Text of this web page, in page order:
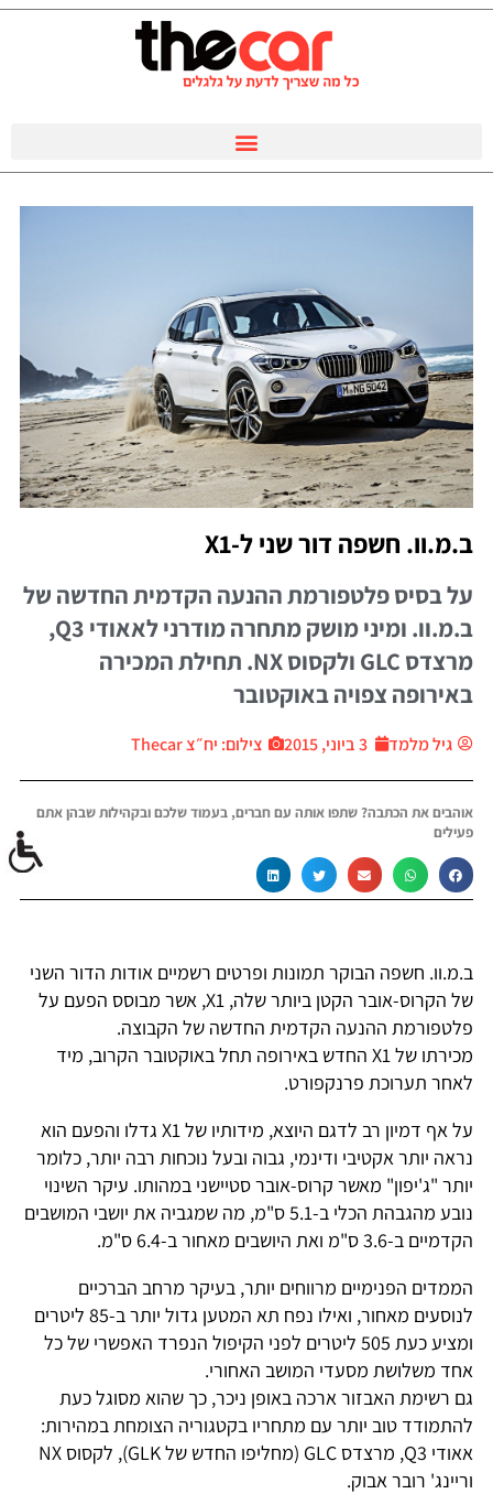
ב.מ.וו. חשפה דור שני ל-X1
על בסיס פלטפורמת ההנעה הקדמית החדשה של
ב.מ.וו. ומיני מושק מתחרה מודרני לאאודי Q3,
מרצדס GLC ולקסוס NX. תחילת המכירה
באירופה צפויה באוקטובר
גיל מלמד 3 ביוני, 2015 צילום: יח״צ Thecar
אוהבים את הכתבה? שתפו אותה עם חברים, בעמוד שלכם ובקהילות שבהן אתם
פעילים
ב.מ.וו. חשפה הבוקר תמונות ופרטים רשמיים אודות הדור השני
של הקרוס-אובר הקטן ביותר שלה, X1, אשר מבוסס הפעם על
פלטפורמת ההנעה הקדמית החדשה של הקבוצה.
מכירתו של X1 החדש באירופה תחל באוקטובר הקרוב, מיד
לאחר תערוכת פרנקפורט.
על אף דמיון רב לדגם היוצא, מידותיו של X1 גדלו והפעם הוא
נראה יותר אקטיבי ודינמי, גבוה ובעל נוכחות רבה יותר, כלומר
יותר "ג'יפון" מאשר קרוס-אובר סטיישני במהותו. עיקר השינוי
נובע מהגבהת הכלי ב-5.1 ס"מ, מה שמגביה את יושבי המושבים
הקדמיים ב-3.6 ס"מ ואת היושבים מאחור ב-6.4 ס"מ.
הממדים הפנימיים מרווחים יותר, בעיקר מרחב הברכיים
לנוסעים מאחור, ואילו נפח תא המטען גדול יותר ב-85 ליטרים
ומציע כעת 505 ליטרים לפני הקיפול הנפרד האפשרי של כל
אחד משלושת מסעדי המושב האחורי.
גם רשימת האבזור ארכה באופן ניכר, כך שהוא מסוגל כעת
להתמודד טוב יותר עם מתחריו בקטגוריה הצומחת במהירות:
אאודי Q3, מרצדס GLC (מחליפו החדש של GLK), לקסוס NX
וריינג' רובר אבוק.